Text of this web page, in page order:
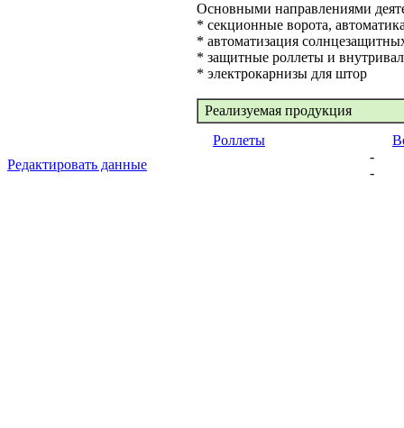
Основными направлениями
* секционные ворота,
* автоматизация
* защитные роллеты и
* электрокарнизы для штор
Реализуемая продукция
Роллеты
Редактировать данные
-
-